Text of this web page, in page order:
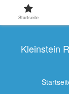
Kleinstein
Startseite